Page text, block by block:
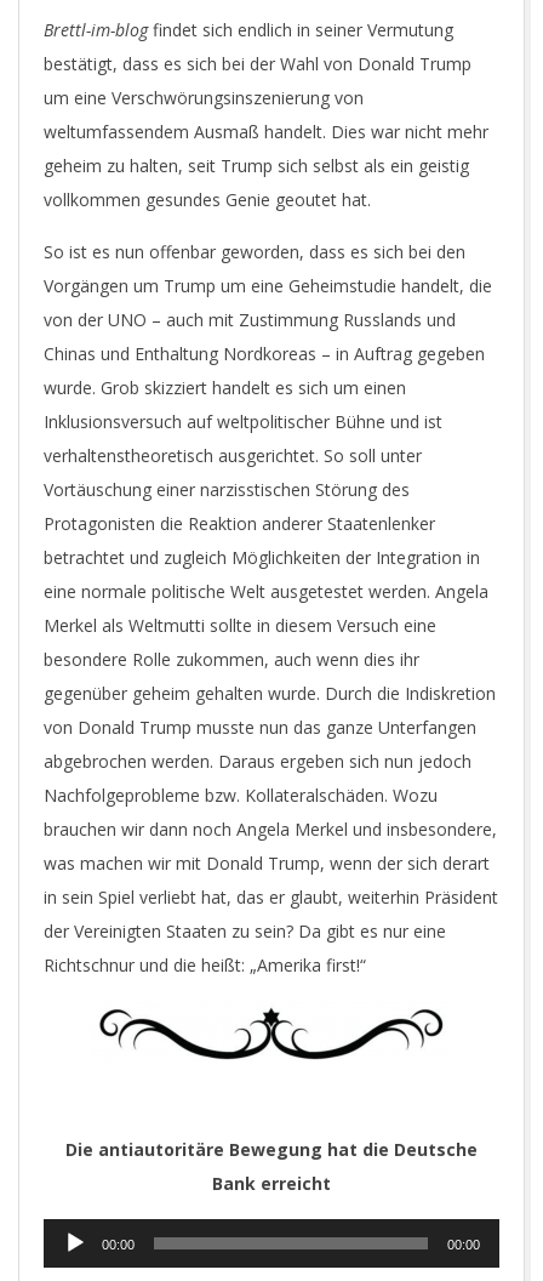
Brettl-im-blogfindet sich endlich in seiner Vermutung
bestätigt, dass es sich bei der Wahl von Donald Trump
um eine Verschwörungsinszenierung von
weltumfassendem Ausmaß handelt. Dies war nicht mehr
geheim zu halten, seit Trump sich selbst als ein geistig
vollkommen gesundes Genie geoutet hat.
So ist es nun offenbar geworden, dass es sich bei den
Vorgängen um Trump um eine Geheimstudie handelt, die
von der UNO – auch mit Zustimmung Russlands und
Chinas und Enthaltung Nordkoreas – in Auftrag gegeben
wurde. Grob skizziert handelt es sich um einen
Inklusionsversuch auf weltpolitischer Bühne und ist
verhaltenstheoretisch ausgerichtet. So soll unter
Vortäuschung einer narzisstischen Störung des
Protagonisten die Reaktion anderer Staatenlenker
betrachtet und zugleich Möglichkeiten der Integration in
eine normale politische Welt ausgetestet werden. Angela
Merkel als Weltmutti sollte in diesem Versuch eine
besondere Rolle zukommen, auch wenn dies ihr
gegenüber geheim gehalten wurde. Durch die Indiskretion
von Donald Trump musste nun das ganze Unterfangen
abgebrochen werden. Daraus ergeben sich nun jedoch
Nachfolgeprobleme bzw. Kollateralschäden. Wozu
brauchen wir dann noch Angela Merkel und insbesondere,
was machen wir mit Donald Trump, wenn der sich derart
in sein Spiel verliebt hat, das er glaubt, weiterhin Präsident
der Vereinigten Staaten zu sein? Da gibt es nur eine
Richtschnur und die heißt: „Amerika first!“
Die antiautoritäre Bewegung hat die Deutsche
Bank erreicht
Audio-
Player
00:00 00:00